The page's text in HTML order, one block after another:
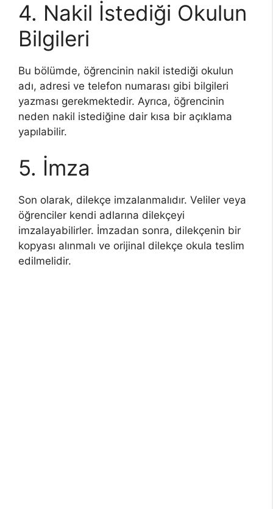
4. Nakil İstediği Okulun
Bilgileri
Bu bölümde, öğrencinin nakil istediği okulun
adı, adresi ve telefon numarası gibi bilgileri
yazması gerekmektedir. Ayrıca, öğrencinin
neden nakil istediğine dair kısa bir açıklama
yapılabilir.
5. İmza
Son olarak, dilekçe imzalanmalıdır. Veliler veya
öğrenciler kendi adlarına dilekçeyi
imzalayabilirler. İmzadan sonra, dilekçenin bir
kopyası alınmalı ve orijinal dilekçe okula teslim
edilmelidir.